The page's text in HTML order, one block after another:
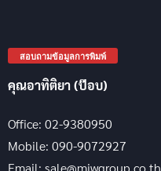
สอบถามข้อมูลการพิมพ์
คุณอาทิติยา (ป๊อบ)
Office: 02-9380950
Mobile: 090-9072927
Email: sale@miwgroup.co.th